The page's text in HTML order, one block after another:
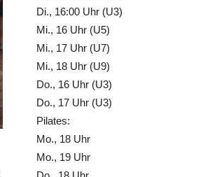
Di., 16:00 Uhr (U3)
Mi., 16 Uhr (U5)
Mi., 17 Uhr (U7)
Mi., 18 Uhr (U9)
Do., 16 Uhr (U3)
Do., 17 Uhr (U3)
Pilates:
Mo., 18 Uhr
Mo., 19 Uhr